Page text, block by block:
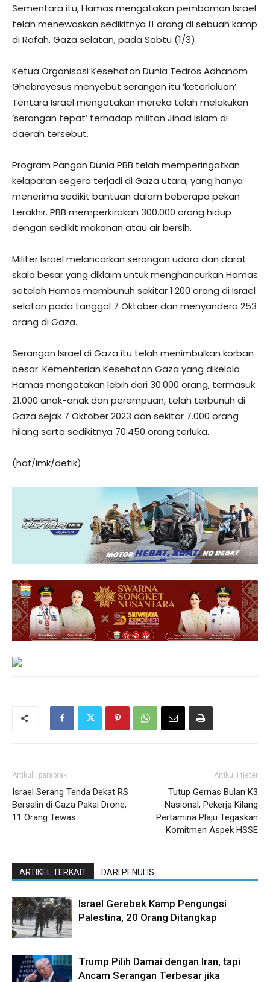
Sementara itu, Hamas mengatakan pemboman Israel
telah menewaskan sedikitnya 11 orang di sebuah kamp
di Rafah, Gaza selatan, pada Sabtu (1/3).
Ketua Organisasi Kesehatan Dunia Tedros Adhanom
Ghebreyesus menyebut serangan itu ‘keterlaluan’.
Tentara Israel mengatakan mereka telah melakukan
‘serangan tepat’ terhadap militan Jihad Islam di
daerah tersebut.
Program Pangan Dunia PBB telah memperingatkan
kelaparan segera terjadi di Gaza utara, yang hanya
menerima sedikit bantuan dalam beberapa pekan
terakhir. PBB memperkirakan 300.000 orang hidup
dengan sedikit makanan atau air bersih.
Militer Israel melancarkan serangan udara dan darat
skala besar yang diklaim untuk menghancurkan Hamas
setelah Hamas membunuh sekitar 1.200 orang di Israel
selatan pada tanggal 7 Oktober dan menyandera 253
orang di Gaza.
Serangan Israel di Gaza itu telah menimbulkan korban
besar. Kementerian Kesehatan Gaza yang dikelola
Hamas mengatakan lebih dari 30.000 orang, termasuk
21.000 anak-anak dan perempuan, telah terbunuh di
Gaza sejak 7 Oktober 2023 dan sekitar 7.000 orang
hilang serta sedikitnya 70.450 orang terluka.
(haf/imk/detik)
Artikulli paraprak
Israel Serang Tenda Dekat RS
Bersalin di Gaza Pakai Drone,
11 Orang Tewas
Artikulli tjetër
Tutup Gernas Bulan K3
Nasional, Pekerja Kilang
Pertamina Plaju Tegaskan
Komitmen Aspek HSSE
ARTIKEL TERKAIT DARI PENULIS
Israel Gerebek Kamp Pengungsi
Palestina, 20 Orang Ditangkap
Trump Pilih Damai dengan Iran, tapi
Ancam Serangan Terbesar jika